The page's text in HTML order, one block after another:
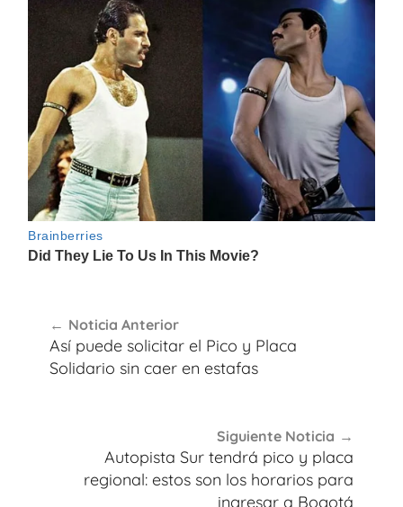
de
entradas
Noticia Anterior
Así puede solicitar el Pico y Placa
Solidario sin caer en estafas
Siguiente Noticia
Autopista Sur tendrá pico y placa
regional: estos son los horarios para
ingresar a Bogotá